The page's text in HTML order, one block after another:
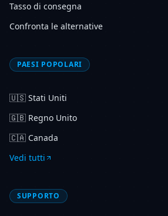
Tasso di consegna
Confronta le alternative
PAESI POPOLARI
🇺🇸 Stati Uniti
🇬🇧 Regno Unito
🇨🇦 Canada
Vedi tutti
SUPPORTO